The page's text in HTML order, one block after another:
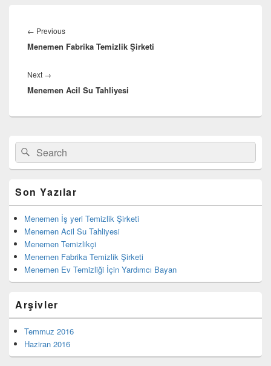
dolaşımı
← Previous
post:
Menemen Fabrika Temizlik Şirketi
Next →
post:
Menemen Acil Su Tahliyesi
Birincil
yan
bar
eklenti
Search
for:
Ara
Son Yazılar
Menemen İş yeri Temizlik Şirketi
Menemen Acil Su Tahliyesi
Menemen Temizlikçi
Menemen Fabrika Temizlik Şirketi
Menemen Ev Temizliği İçin Yardımcı Bayan
Arşivler
Temmuz 2016
Haziran 2016